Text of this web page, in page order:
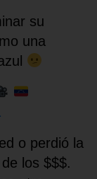
su
una
o perdió la
los $$$.